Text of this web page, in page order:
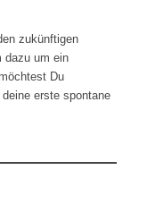
zukünftigen
dazu um ein
Du
erste spontane